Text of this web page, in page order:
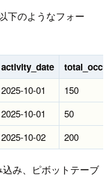
下のようなフォー
activity_date
2025-10-01
150
2025-10-01
50
2025-10-02 200
み、ピボットテーブ